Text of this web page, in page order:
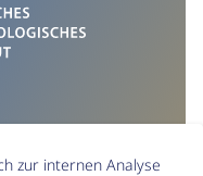
zur internen Analyse